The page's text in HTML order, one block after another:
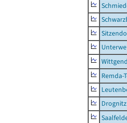
Remda-
Drognitz